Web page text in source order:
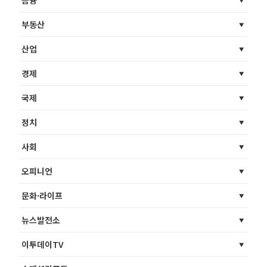
부동산
산업
경제
국제
정치
사회
오피니언
문화·라이프
뉴스발전소
이투데이TV